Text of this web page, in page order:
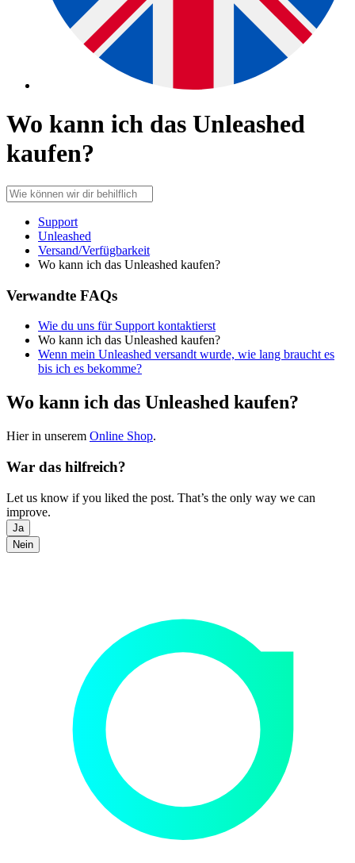
Wo kann ich das Unleashed
kaufen?
Support
Unleashed
Versand/Verfügbarkeit
Wo kann ich das Unleashed kaufen?
Verwandte FAQs
Wie du uns für Support kontaktierst
Wo kann ich das Unleashed kaufen?
Wenn mein Unleashed versandt wurde, wie lang braucht es
bis ich es bekomme?
Wo kann ich das Unleashed kaufen?
Hier in unserem Online Shop.
War das hilfreich?
Let us know if you liked the post. That’s the only way we can
improve.
Ja
Nein